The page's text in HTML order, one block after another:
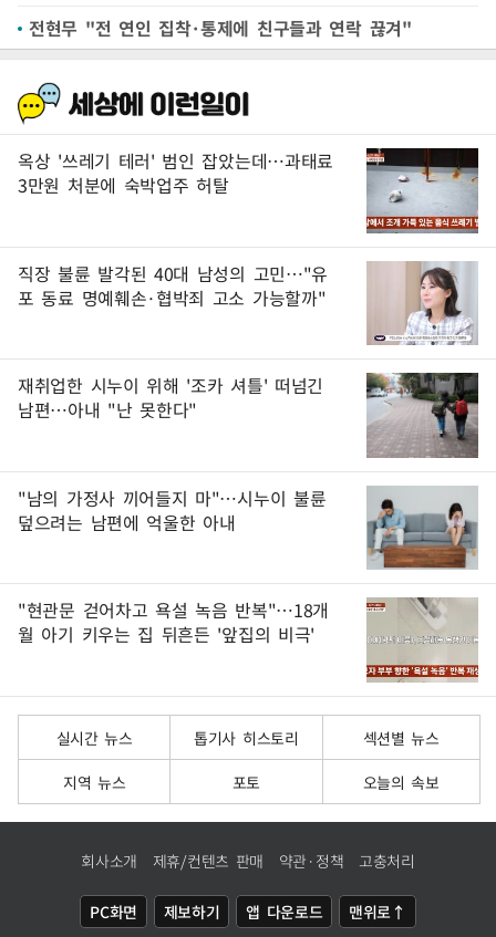
전현무 "전 연인 집착·통제에 친구들과 연락 끊겨"
옥상 '쓰레기 테러' 범인 잡았는데…과태료
3만원 처분에 숙박업주 허탈
직장 불륜 발각된 40대 남성의 고민…"유
포 동료 명예훼손·협박죄 고소 가능할까"
재취업한 시누이 위해 '조카 셔틀' 떠넘긴
남편…아내 "난 못한다"
"남의 가정사 끼어들지 마"…시누이 불륜
덮으려는 남편에 억울한 아내
"현관문 걷어차고 욕설 녹음 반복"…18개
월 아기 키우는 집 뒤흔든 '앞집의 비극'
실시간 뉴스 톱기사 히스토리
섹션별 뉴스
지역 뉴스
포토 오늘의 속보
회사소개 제휴/컨텐츠 판매 약관·정책 고충처리
PC화면 제보하기 앱 다운로드 맨위로↑